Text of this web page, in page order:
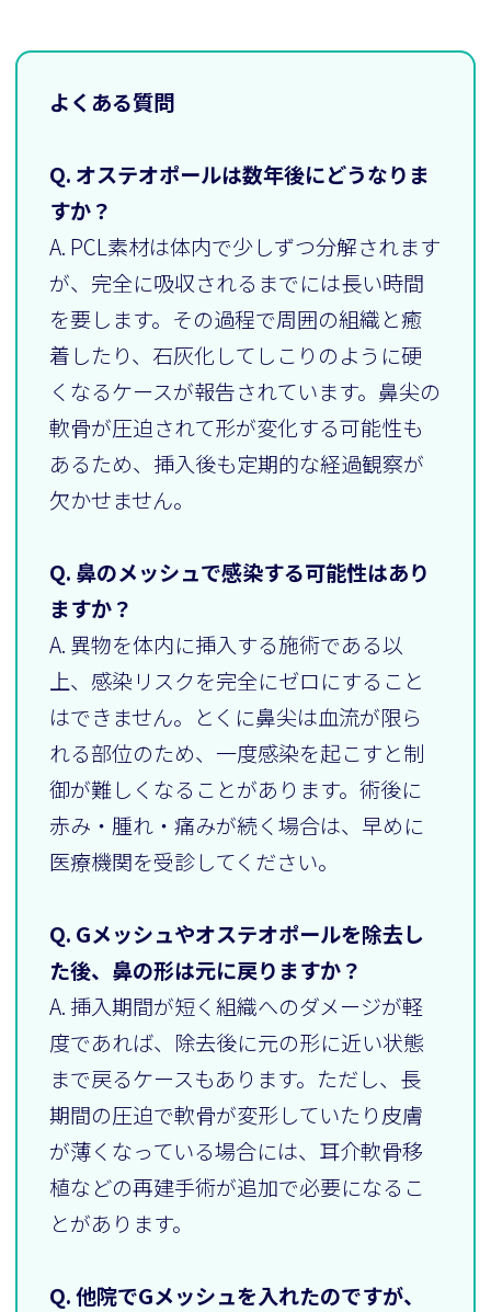
よくある質問
Q. オステオポールは数年後にどうなりま
すか？
A. PCL素材は体内で少しずつ分解されます
が、完全に吸収されるまでには長い時間
を要します。その過程で周囲の組織と癒
着したり、石灰化してしこりのように硬
くなるケースが報告されています。鼻尖の
軟骨が圧迫されて形が変化する可能性も
あるため、挿入後も定期的な経過観察が
欠かせません。
Q. 鼻のメッシュで感染する可能性はあり
ますか？
A. 異物を体内に挿入する施術である以
上、感染リスクを完全にゼロにすること
はできません。とくに鼻尖は血流が限ら
れる部位のため、一度感染を起こすと制
御が難しくなることがあります。術後に
赤み・腫れ・痛みが続く場合は、早めに
医療機関を受診してください。
Q. Gメッシュやオステオポールを除去し
た後、鼻の形は元に戻りますか？
A. 挿入期間が短く組織へのダメージが軽
度であれば、除去後に元の形に近い状態
まで戻るケースもあります。ただし、長
期間の圧迫で軟骨が変形していたり皮膚
が薄くなっている場合には、耳介軟骨移
植などの再建手術が追加で必要になるこ
とがあります。
Q. 他院でGメッシュを入れたのですが、